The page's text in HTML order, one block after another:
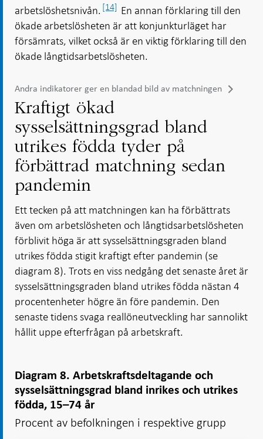
arbetslöshetsnivån. [14] En annan förklaring till den
ökade arbetslösheten är att konjunkturläget har
försämrats, vilket också är en viktig förklaring till den
ökade långtidsarbetslösheten.
Andra indikatorer ger en blandad bild av matchningen
Kraftigt ökad
sysselsättningsgrad bland
utrikes födda tyder på
förbättrad matchning sedan
pandemin
Ett tecken på att matchningen kan ha förbättrats
även om arbetslösheten och långtidsarbetslösheten
förblivit höga är att sysselsättningsgraden bland
utrikes födda stigit kraftigt efter pandemin (se
diagram 8). Trots en viss nedgång det senaste året är
sysselsättningsgraden bland utrikes födda nästan 4
procentenheter högre än före pandemin. Den
senaste tidens svaga reallöneutveckling har sannolikt
hållit uppe efterfrågan på arbetskraft.
Diagram 8. Arbetskraftsdeltagande och
sysselsättningsgrad bland inrikes och utrikes
födda, 15–74 år
Procent av befolkningen i respektive grupp